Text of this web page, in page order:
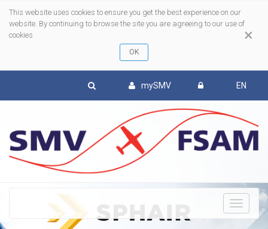
×
This website uses cookies to ensure you get the best experience on our
website. By continuing to browse the site you are agreeing to our use of
cookies
mySMV EN